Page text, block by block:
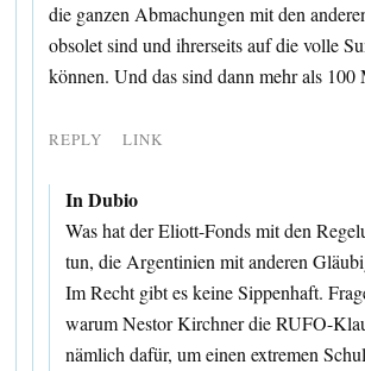
die ganzen Abmachungen mit den
obsolet sind und ihrerseits auf die volle
können. Und das sind dann mehr als 100
REPLY LINK
In Dubio
Was hat der Eliott-Fonds mit den
tun, die Argentinien mit anderen
Im Recht gibt es keine Sippenhaft.
warum Nestor Kirchner die RUFO-
nämlich dafür, um einen extremen